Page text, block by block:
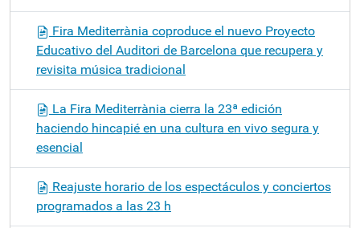
Fira Mediterrània coproduce el nuevo Proyecto
Educativo del Auditori de Barcelona que recupera y
revisita música tradicional
La Fira Mediterrània cierra la 23ª edición
haciendo hincapié en una cultura en vivo segura y
esencial
Reajuste horario de los espectáculos y conciertos
programados a las 23 h